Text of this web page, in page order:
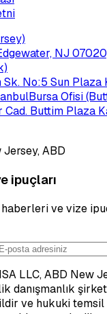
NJ
No:5 Sun Plaza
Bursa Ofisi
Buttim Plaza
Jersey, ABD
ipuçları
ve vize
LLC, ABD New
danışmanlık
ve hukuki